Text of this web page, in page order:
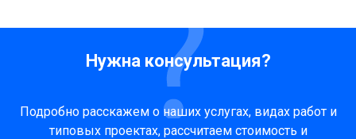
Нужна консультация?
Подробно расскажем о наших услугах, видах работ и
типовых проектах, рассчитаем стоимость и